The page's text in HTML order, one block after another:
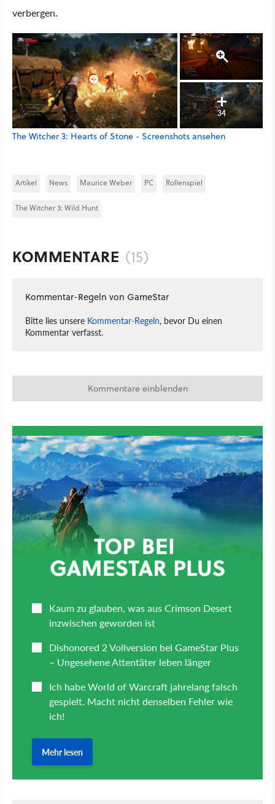
verbergen.
34
The Witcher 3: Hearts of Stone - Screenshots ansehen
Artikel News Maurice Weber PC Rollenspiel
The Witcher 3: Wild Hunt
KOMMENTARE (15)
Kommentar-Regeln von GameStar
Bitte lies unsere Kommentar-Regeln, bevor Du einen
Kommentar verfasst.
Kommentare einblenden